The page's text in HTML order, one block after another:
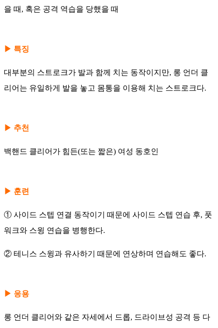
을 때, 혹은 공격 역습을 당했을 때
​▶ 특징
대부분의 스트로크가 발과 함께 치는 동작이지만, 롱 언더 클
리어는 유일하게 발을 놓고 몸통을 이용해 치는 스트로크다.
​▶ 추천
백핸드 클리어가 힘든(또는 짧은) 여성 동호인
​▶ 훈련
① 사이드 스텝 연결 동작이기 때문에 사이드 스텝 연습 후, 풋
워크와 스윙 연습을 병행한다.
② 테니스 스윙과 유사하기 때문에 연상하며 연습해도 좋다.
​▶ 응용
롱 언더 클리어와 같은 자세에서 드롭, 드라이브성 공격 등 다